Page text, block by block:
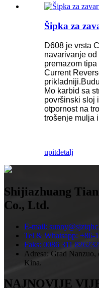
Šipka za
D608 je vrsta
navarivanje
premazom
Current
Mo karbid sa
površinski sloj
otpornost na
trošenje mulja
upitdetalj
Shijiazhuang
Co., Ltd.
E-mail:
Tel & Whatsapp: +86-
Faks: 0086 311
Adresa: Grad
Kina.
NAJNOVIJE